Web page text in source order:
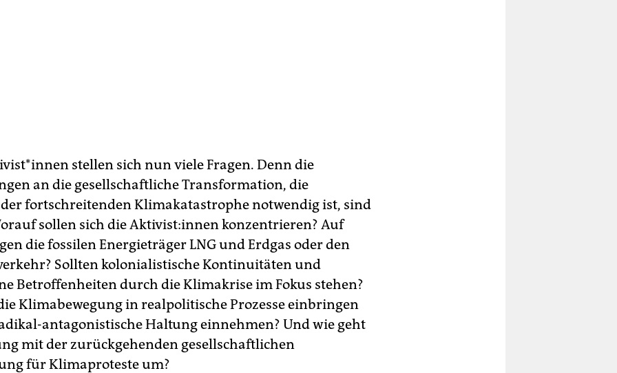
stellen sich nun viele Fragen. Denn die
an die gesellschaftliche Transformation, die
fortschreitenden Klimakatastrophe notwendig ist, sind
sollen sich die Ak­ti­vis­t:in­nen konzentrieren? Auf
die fossilen Energieträger LNG und Erdgas oder den
Sollten kolonialistische Kontinuitäten und
Betroffenheiten durch die Klimakrise im Fokus stehen?
Klimabewegung in realpolitische Prozesse einbringen
antagonistische Haltung einnehmen? Und wie geht
mit der zurückgehenden gesellschaftlichen
für Klimaproteste um?